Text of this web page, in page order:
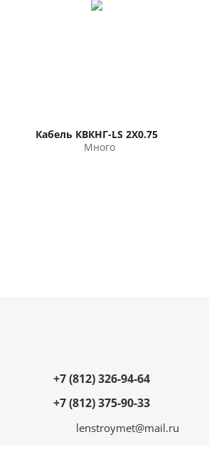
Кабель КВКНГ-LS 2Х0.75
Много
+7 (812) 326-94-64
+7 (812) 375-90-33
lenstroymet@mail.ru